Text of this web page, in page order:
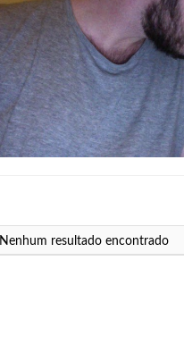
Nenhum resultado encontrado